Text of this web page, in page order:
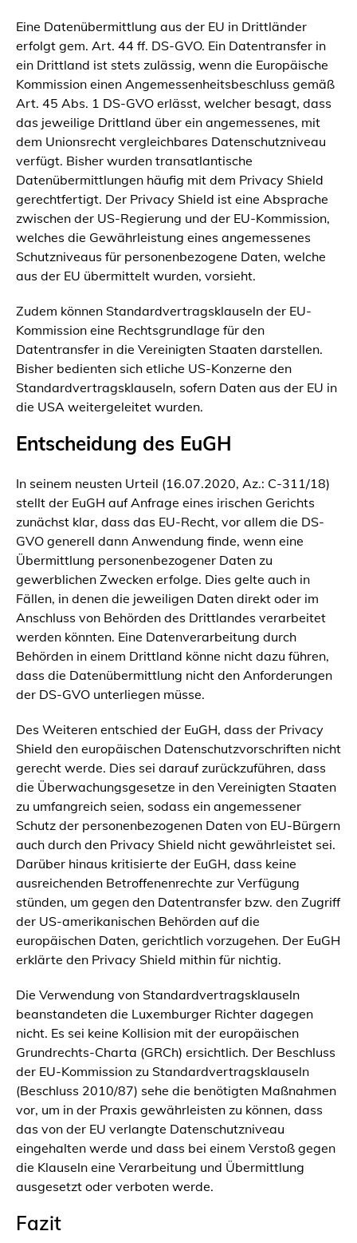
Eine Datenübermittlung aus der EU in Drittländer
erfolgt gem. Art. 44 ff. DS-GVO. Ein Datentransfer in
ein Drittland ist stets zulässig, wenn die Europäische
Kommission einen Angemessenheitsbeschluss gemäß
Art. 45 Abs. 1 DS-GVO erlässt, welcher besagt, dass
das jeweilige Drittland über ein angemessenes, mit
dem Unionsrecht vergleichbares Datenschutzniveau
verfügt. Bisher wurden transatlantische
Datenübermittlungen häufig mit dem Privacy Shield
gerechtfertigt. Der Privacy Shield ist eine Absprache
zwischen der US-Regierung und der EU-Kommission,
welches die Gewährleistung eines angemessenes
Schutzniveaus für personenbezogene Daten, welche
aus der EU übermittelt wurden, vorsieht.
Zudem können Standardvertragsklauseln der EU-
Kommission eine Rechtsgrundlage für den
Datentransfer in die Vereinigten Staaten darstellen.
Bisher bedienten sich etliche US-Konzerne den
Standardvertragsklauseln, sofern Daten aus der EU in
die USA weitergeleitet wurden.
Entscheidung des EuGH
In seinem neusten Urteil (16.07.2020, Az.: C-311/18)
stellt der EuGH auf Anfrage eines irischen Gerichts
zunächst klar, dass das EU-Recht, vor allem die DS-
GVO generell dann Anwendung finde, wenn eine
Übermittlung personenbezogener Daten zu
gewerblichen Zwecken erfolge. Dies gelte auch in
Fällen, in denen die jeweiligen Daten direkt oder im
Anschluss von Behörden des Drittlandes verarbeitet
werden könnten. Eine Datenverarbeitung durch
Behörden in einem Drittland könne nicht dazu führen,
dass die Datenübermittlung nicht den Anforderungen
der DS-GVO unterliegen müsse.
Des Weiteren entschied der EuGH, dass der Privacy
Shield den europäischen Datenschutzvorschriften nicht
gerecht werde. Dies sei darauf zurückzuführen, dass
die Überwachungsgesetze in den Vereinigten Staaten
zu umfangreich seien, sodass ein angemessener
Schutz der personenbezogenen Daten von EU-Bürgern
auch durch den Privacy Shield nicht gewährleistet sei.
Darüber hinaus kritisierte der EuGH, dass keine
ausreichenden Betroffenenrechte zur Verfügung
stünden, um gegen den Datentransfer bzw. den Zugriff
der US-amerikanischen Behörden auf die
europäischen Daten, gerichtlich vorzugehen. Der EuGH
erklärte den Privacy Shield mithin für nichtig.
Die Verwendung von Standardvertragsklauseln
beanstandeten die Luxemburger Richter dagegen
nicht. Es sei keine Kollision mit der europäischen
Grundrechts-Charta (GRCh) ersichtlich. Der Beschluss
der EU-Kommission zu Standardvertragsklauseln
(Beschluss 2010/87) sehe die benötigten Maßnahmen
vor, um in der Praxis gewährleisten zu können, dass
das von der EU verlangte Datenschutzniveau
eingehalten werde und dass bei einem Verstoß gegen
die Klauseln eine Verarbeitung und Übermittlung
ausgesetzt oder verboten werde.
Fazit